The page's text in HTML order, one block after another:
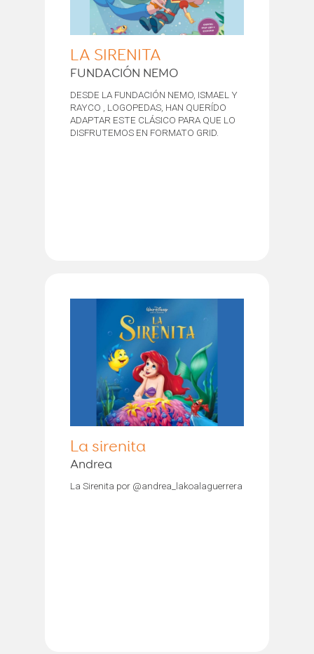
LA SIRENITA
FUNDACIÓN NEMO
DESDE LA FUNDACIÓN NEMO, ISMAEL Y
RAYCO , LOGOPEDAS, HAN QUERÍDO
ADAPTAR ESTE CLÁSICO PARA QUE LO
DISFRUTEMOS EN FORMATO GRID.
La sirenita
Andrea
La Sirenita por @andrea_lakoalaguerrera